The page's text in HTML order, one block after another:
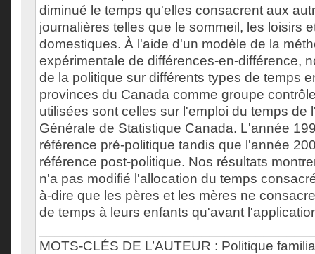
diminué le temps qu'elles consacrent aux
journalières telles que le sommeil, les loisirs
domestiques. À l'aide d'un modèle de la
expérimentale de différences-en-différence,
de la politique sur différents types de temps
provinces du Canada comme groupe
utilisées sont celles sur l'emploi du temps de
Générale de Statistique Canada. L'année
référence pré-politique tandis que l'année
référence post-politique. Nos résultats
n'a pas modifié l'allocation du temps
à-dire que les pères et les mères ne
de temps à leurs enfants qu'avant
MOTS-CLÉS DE L’AUTEUR : Politique